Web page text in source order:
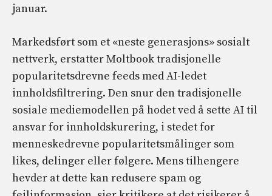
januar.
Markedsført som et «neste generasjons» sosialt
nettverk, erstatter Moltbook tradisjonelle
popularitetsdrevne feeds med AI-ledet
innholdsfiltrering. Den snur den tradisjonelle
sosiale mediemodellen på hodet ved å sette AI til
ansvar for innholdskurering, i stedet for
menneskedrevne popularitetsmålinger som
likes, delinger eller følgere. Mens tilhengere
hevder at dette kan redusere spam og